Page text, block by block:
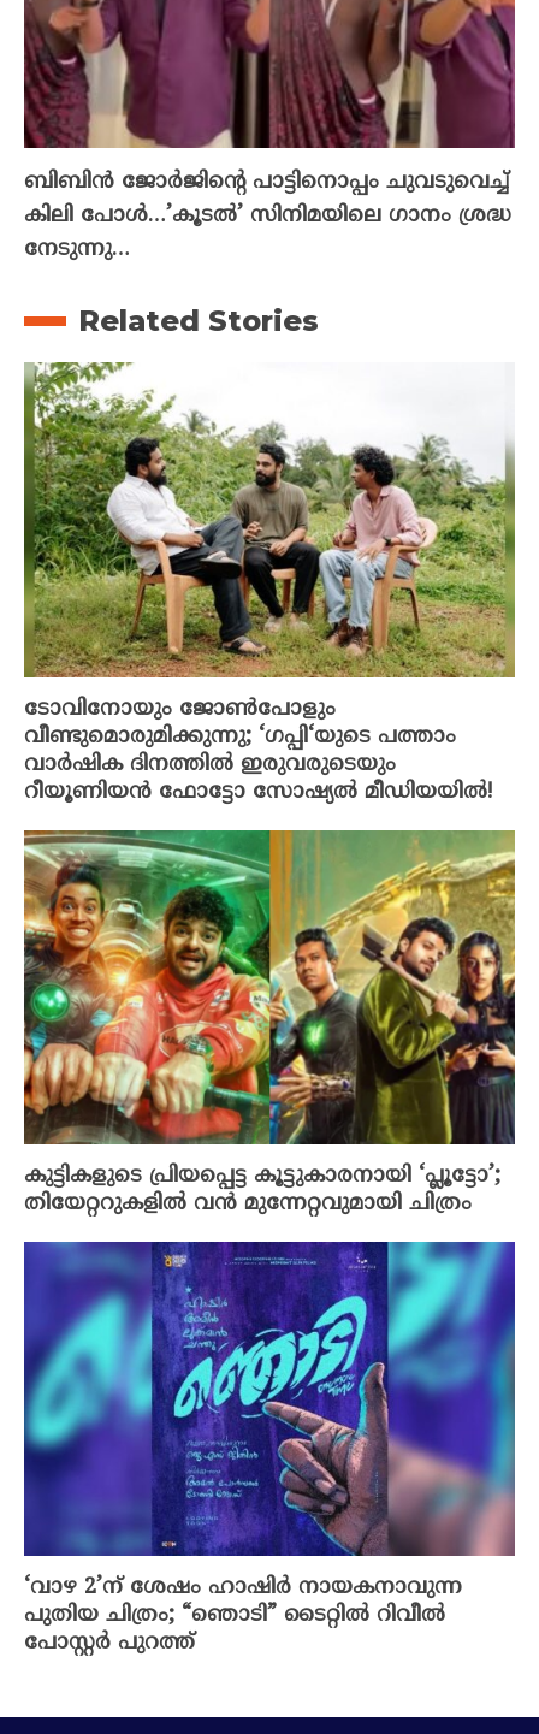
ബിബിൻ ജോർജിന്റെ പാട്ടിനൊപ്പം ചുവടുവെച്ച്
കിലി പോൾ…’കൂടൽ’ സിനിമയിലെ ഗാനം ശ്രദ്ധ
നേടുന്നു…
Related Stories
ടോവിനോയും ജോൺപോളും
വീണ്ടുമൊരുമിക്കുന്നു; ‘ഗപ്പി‘യുടെ പത്താം
വാർഷിക ദിനത്തിൽ ഇരുവരുടെയും
റീയൂണിയൻ ഫോട്ടോ സോഷ്യൽ മീഡിയയിൽ!
കുട്ടികളുടെ പ്രിയപ്പെട്ട കൂട്ടുകാരനായി ‘പ്ലൂട്ടോ’;
തിയേറ്ററുകളിൽ വൻ മുന്നേറ്റവുമായി ചിത്രം
‘വാഴ 2’ന് ശേഷം ഹാഷിർ നായകനാവുന്ന
പുതിയ ചിത്രം; “ഞൊടി” ടൈറ്റിൽ റിവീൽ
പോസ്റ്റർ പുറത്ത്